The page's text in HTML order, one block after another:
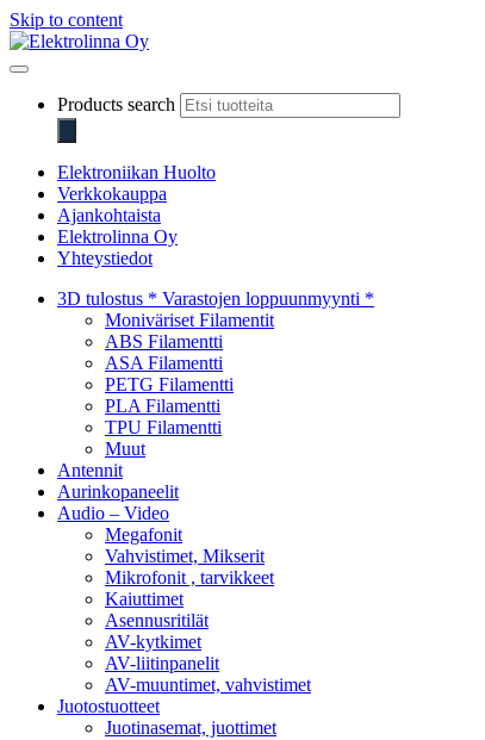
Skip to content
Products search
Elektroniikan Huolto
Verkkokauppa
Ajankohtaista
Elektrolinna Oy
Yhteystiedot
3D tulostus * Varastojen loppuunmyynti *
Moniväriset Filamentit
ABS Filamentti
ASA Filamentti
PETG Filamentti
PLA Filamentti
TPU Filamentti
Muut
Antennit
Aurinkopaneelit
Audio – Video
Megafonit
Vahvistimet, Mikserit
Mikrofonit , tarvikkeet
Kaiuttimet
Asennusritilät
AV-kytkimet
AV-liitinpanelit
AV-muuntimet, vahvistimet
Juotostuotteet
Juotinasemat, juottimet